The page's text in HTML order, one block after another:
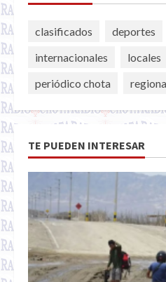
clasificados deportes
internacionales
locales
periódico chota
TE PUEDEN INTERESAR